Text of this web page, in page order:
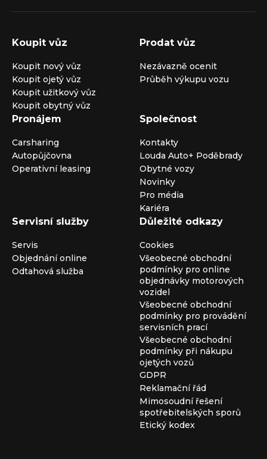
Koupit vůz
Koupit nový vůz
Koupit ojetý vůz
Koupit užitkový vůz
Koupit obytný vůz
Prodat vůz
Nezávazně ocenit
Průběh výkupu vozu
Pronájem
Carsharing
Autopůjčovna
Operativní leasing
Společnost
Kontakty
Louda Auto+ Poděbrady
Obytné vozy
Novinky
Pro média
Kariéra
Servisní služby
Servis
Objednání online
Odtahová služba
Důležité odkazy
Cookies
Všeobecné obchodní
podmínky pro online
objednávky motorových
vozidel
Všeobecné obchodní
podmínky pro provádění
servisních prací
Všeobecné obchodní
podmínky při nákupu
ojetých vozů
GDPR
Reklamační řád
Mimosoudní řešení
spotřebitelských sporů
Etický kodex